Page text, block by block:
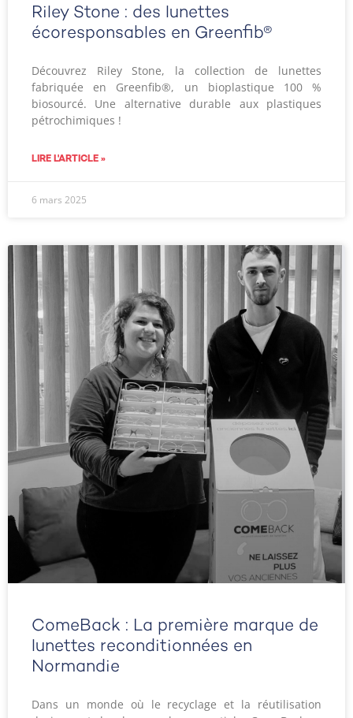
Riley Stone : des lunettes
écoresponsables en Greenfib®
Découvrez Riley Stone, la collection de lunettes
fabriquée en Greenfib®, un bioplastique 100 %
biosourcé. Une alternative durable aux plastiques
pétrochimiques !
LIRE L'ARTICLE »
6 mars 2025
ComeBack : La première marque de
lunettes reconditionnées en
Normandie
Dans un monde où le recyclage et la réutilisation